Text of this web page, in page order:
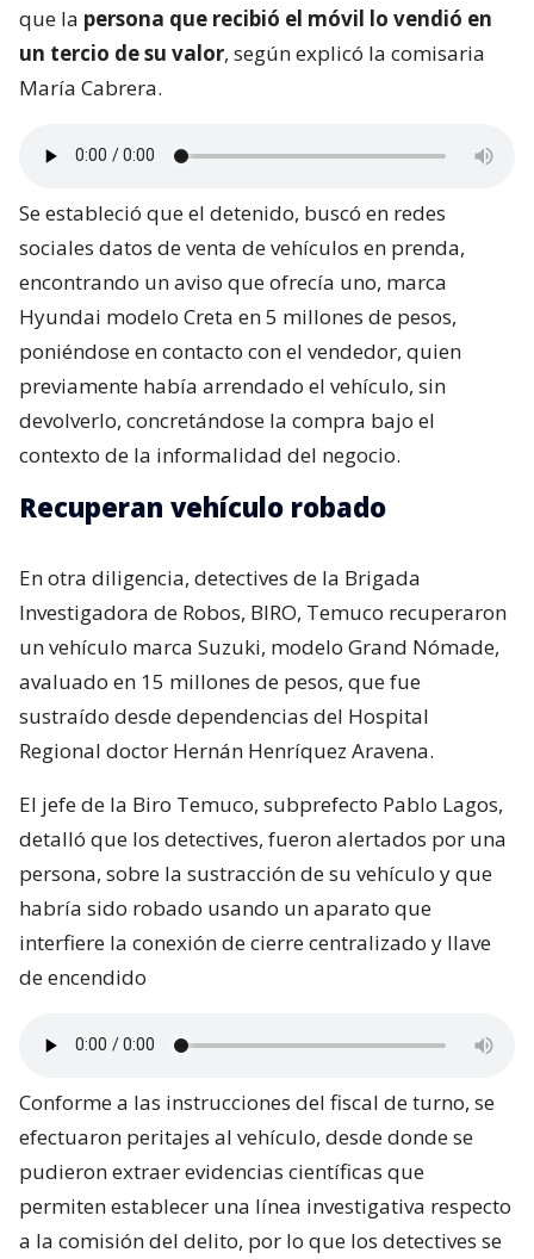
que la persona que recibió el móvil lo vendió en
un tercio de su valor, según explicó la comisaria
María Cabrera.
Se estableció que el detenido, buscó en redes
sociales datos de venta de vehículos en prenda,
encontrando un aviso que ofrecía uno, marca
Hyundai modelo Creta en 5 millones de pesos,
poniéndose en contacto con el vendedor, quien
previamente había arrendado el vehículo, sin
devolverlo, concretándose la compra bajo el
contexto de la informalidad del negocio.
Recuperan vehículo robado
En otra diligencia, detectives de la Brigada
Investigadora de Robos, BIRO, Temuco recuperaron
un vehículo marca Suzuki, modelo Grand Nómade,
avaluado en 15 millones de pesos, que fue
sustraído desde dependencias del Hospital
Regional doctor Hernán Henríquez Aravena.
El jefe de la Biro Temuco, subprefecto Pablo Lagos,
detalló que los detectives, fueron alertados por una
persona, sobre la sustracción de su vehículo y que
habría sido robado usando un aparato que
interfiere la conexión de cierre centralizado y llave
de encendido
Conforme a las instrucciones del fiscal de turno, se
efectuaron peritajes al vehículo, desde donde se
pudieron extraer evidencias científicas que
permiten establecer una línea investigativa respecto
a la comisión del delito, por lo que los detectives se